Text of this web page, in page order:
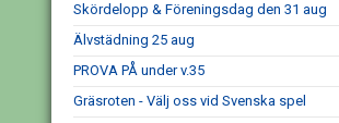
Skördelopp & Föreningsdag den 31 aug
Älvstädning 25 aug
PROVA PÅ under v.35
Gräsroten - Välj oss vid Svenska spel